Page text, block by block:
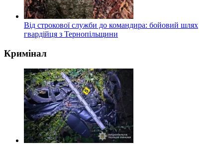
Від строкової служби до командира: бойовий шлях
гвардійця з Тернопільщини
Кримінал